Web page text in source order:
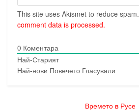
This site uses Akismet to reduce spam.
comment data is processed.
0 Коментара
Най-Старият
Най-нови Повечето Гласували
Времето в Русе